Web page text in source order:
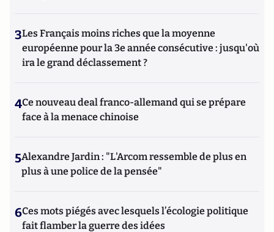
3Les Français moins riches que la moyenne
européenne pour la 3e année consécutive : jusqu'où
ira le grand déclassement ?
4Ce nouveau deal franco-allemand qui se prépare
face à la menace chinoise
5Alexandre Jardin : "L'Arcom ressemble de plus en
plus à une police de la pensée"
6Ces mots piégés avec lesquels l’écologie politique
fait flamber la guerre des idées